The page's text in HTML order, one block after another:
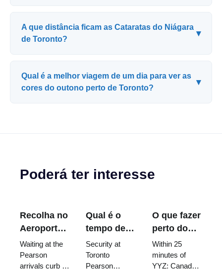
A que distância ficam as Cataratas do Niágara
de Toronto?
▾
Qual é a melhor viagem de um dia para ver as
cores do outono perto de Toronto?
▾
Poderá ter interesse
Recolha no
Aeroporto
Toronto
Pearson:
Onde
Waiting at the
Pearson
arrivals curb is
Qual é o
tempo de
espera na
segurança
do
Security at
Toronto
Pearson
O que fazer
perto do
Aeroporto
Toronto
Pearson
Within 25
minutes of
YYZ: Canada's